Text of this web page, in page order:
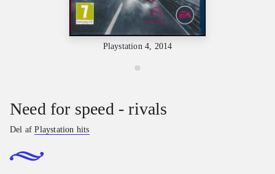
Playstation 4, 2014
Need for speed - rivals
Del afPlaystation hits